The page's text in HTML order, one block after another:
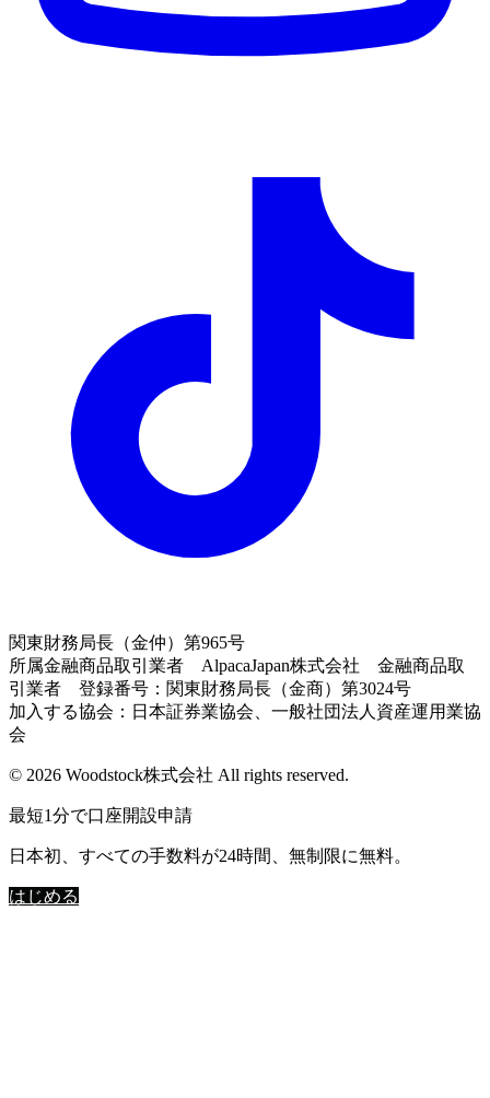
関東財務局長（金仲）第965号
所属金融商品取引業者 AlpacaJapan株式会社 金融商品取
引業者 登録番号：関東財務局長（金商）第3024号
加入する協会：日本証券業協会、一般社団法人資産運用業協
会
© 2026 Woodstock株式会社 All rights reserved.
最短1分で口座開設申請
日本初、すべての手数料が24時間、無制限に無料。
はじめる